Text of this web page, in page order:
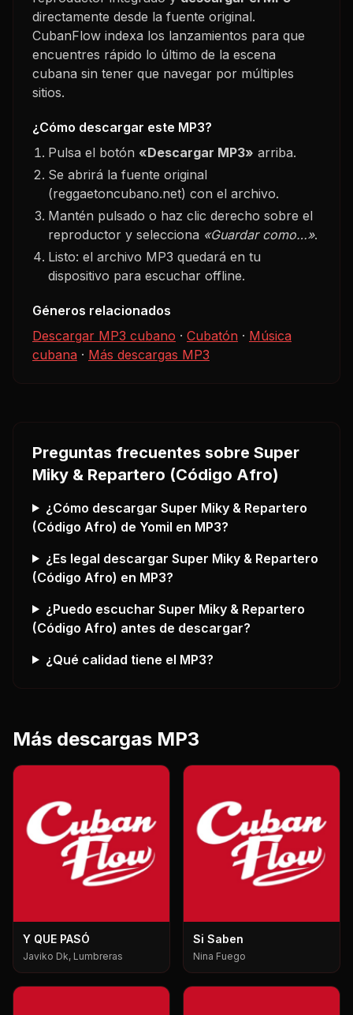
directamente desde la fuente original.
CubanFlow indexa los lanzamientos para que
encuentres rápido lo último de la escena
cubana sin tener que navegar por múltiples
sitios.
¿Cómo descargar este MP3?
Pulsa el botón «Descargar MP3» arriba.
Se abrirá la fuente original
(reggaetoncubano.net) con el archivo.
Mantén pulsado o haz clic derecho sobre el
reproductor y selecciona «Guardar como…».
Listo: el archivo MP3 quedará en tu
dispositivo para escuchar offline.
Géneros relacionados
Descargar MP3 cubano · Cubatón · Música
cubana · Más descargas MP3
Preguntas frecuentes sobre Super
Miky & Repartero (Código Afro)
¿Cómo descargar Super Miky & Repartero
(Código Afro) de Yomil en MP3?
¿Es legal descargar Super Miky & Repartero
(Código Afro) en MP3?
¿Puedo escuchar Super Miky & Repartero
(Código Afro) antes de descargar?
¿Qué calidad tiene el MP3?
Más descargas MP3
Y QUE PASÓ
Javiko Dk, Lumbreras
Si Saben
Nina Fuego